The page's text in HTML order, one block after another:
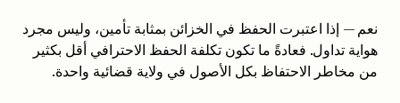
نعم — إذا اعتبرت الحفظ في الخزائن بمثابة تأمين، وليس مجرد
هواية تداول. فعادةً ما تكون تكلفة الحفظ الاحترافي أقل بكثير
من مخاطر الاحتفاظ بكل الأصول في ولاية قضائية واحدة.